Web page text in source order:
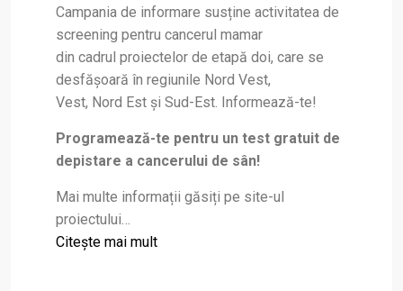
Campania de informare susține activitatea de
screening pentru cancerul mamar
din cadrul proiectelor de etapă doi, care se
desfășoară în regiunile Nord Vest,
Vest, Nord Est și Sud-Est. Informează-te!
Programează-te pentru un test gratuit de
depistare a cancerului de sân!
Mai multe informații găsiți pe site-ul
proiectului…
Citeşte mai mult